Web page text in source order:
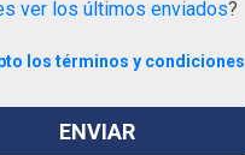
ver los últimos enviados?
los términos y condiciones